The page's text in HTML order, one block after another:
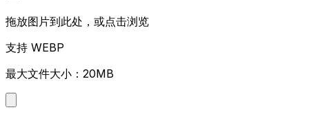
拖放图片到此处，或点击浏览
支持 WEBP
最大文件大小：20MB